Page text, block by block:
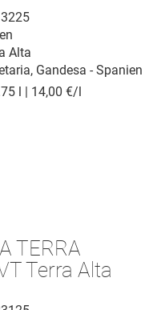
Gandesa - Spanien
Alta
l | 14,00 €/l
TERRA
Terra Alta